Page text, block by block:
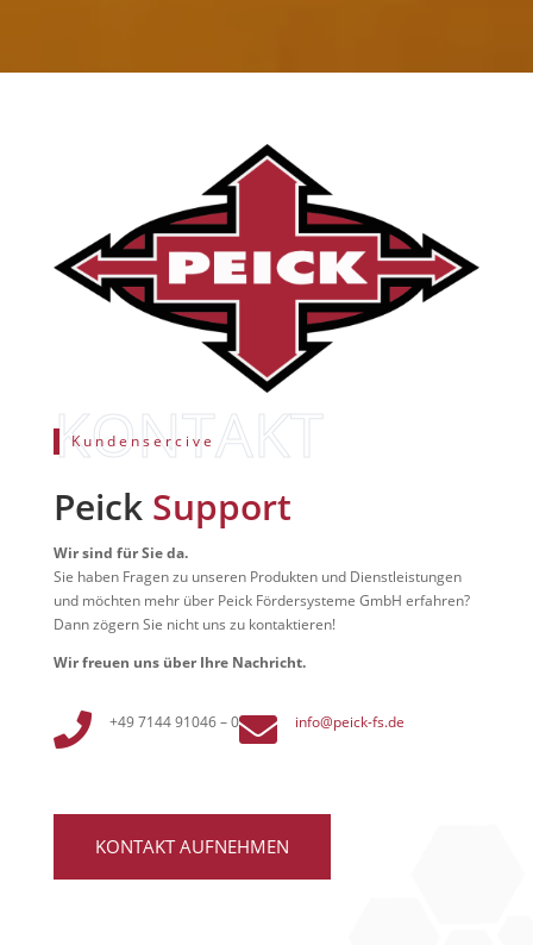
Kundensercive
Peick Support
Wir sind für Sie da.
Sie haben Fragen zu unseren Produkten und Dienstleistungen
und möchten mehr über Peick Fördersysteme GmbH erfahren?
Dann zögern Sie nicht uns zu kontaktieren!
Wir freuen uns über Ihre Nachricht.
 +49 7144 91046 – 0 info@peick-fs.de
KONTAKT AUFNEHMEN